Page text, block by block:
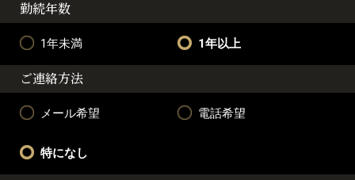
勤続年数
1年未満 1年以上
ご連絡方法
メール希望 電話希望
特になし